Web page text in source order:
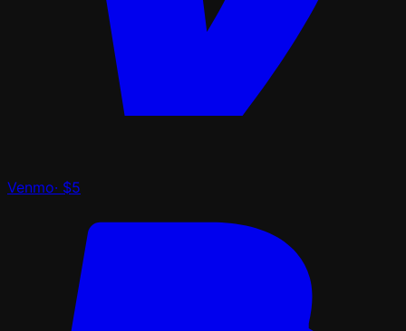
Venmo· $5